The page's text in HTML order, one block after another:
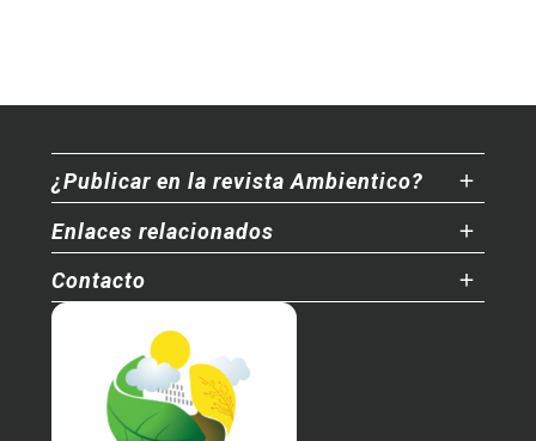
¿Publicar en la revista Ambientico?
Enlaces relacionados
Contacto